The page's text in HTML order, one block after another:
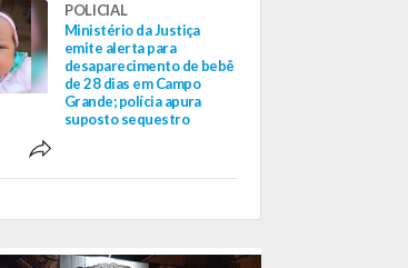
POLICIAL
Ministério da Justiça
emite alerta para
desaparecimento de bebê
de 28 dias em Campo
Grande; polícia apura
suposto sequestro